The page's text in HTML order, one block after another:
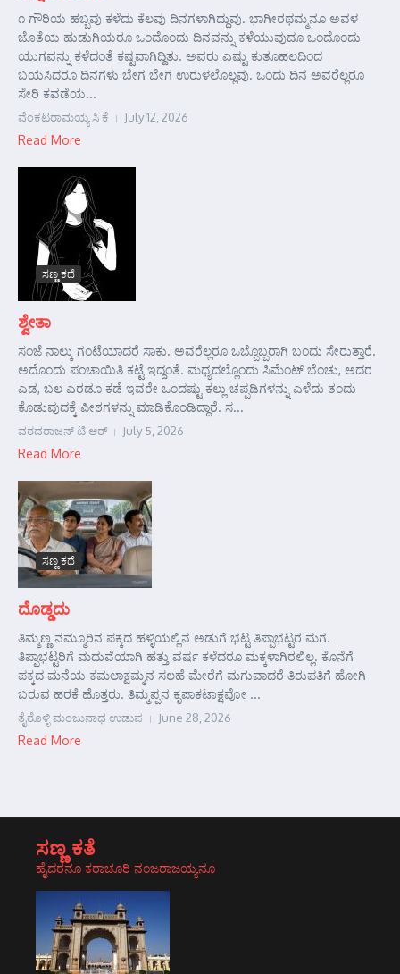
೧ ಗೌರಿಯ ಹಬ್ಬವು ಕಳೆದು ಕೆಲವು ದಿನಗಳಾಗಿದ್ದುವು. ಭಾಗೀರಥಮ್ಮನೂ ಅವಳ
ಜೊತೆಯ ಹುಡುಗಿಯರೂ ಒಂದೊಂದು ದಿನವನ್ನು ಕಳೆಯುವುದೂ ಒಂದೊಂದು
ಯುಗವನ್ನು ಕಳೆದಂತೆ ಕಷ್ಟವಾಗಿದ್ದಿತು. ಅವರು ಎಷ್ಟು ಕುತೂಹಲದಿಂದ
ಬಯಸಿದರೂ ದಿನಗಳು ಬೇಗ ಬೇಗ ಉರುಳಲೊಲ್ಲವು. ಒಂದು ದಿನ ಅವರೆಲ್ಲರೂ
ಸೇರಿ ಕವಡೆಯ...
ವೆಂಕಟರಾಮಯ್ಯ ಸಿ ಕೆ July 12, 2026
Read More
ಸಣ್ಣ ಕಥೆ
ಶ್ವೇತಾ
ಸಂಜೆ ನಾಲ್ಕು ಗಂಟೆಯಾದರೆ ಸಾಕು. ಅವರೆಲ್ಲರೂ ಒಬ್ಬೊಬ್ಬರಾಗಿ ಬಂದು ಸೇರುತ್ತಾರೆ.
ಅದೊಂದು ಪಂಚಾಯಿತಿ ಕಟ್ಟೆ ಇದ್ದಂತೆ. ಮಧ್ಯದಲ್ಲೊಂದು ಸಿಮೆಂಟ್ ಬೆಂಚು, ಅದರ
ಎಡ, ಬಲ ಎರಡೂ ಕಡೆ ಇವರೇ ಒಂದಷ್ಟು ಕಲ್ಲು ಚಪ್ಪಡಿಗಳನ್ನು ಎಳೆದು ತಂದು
ಕೊಡುವುದಕ್ಕೆ ಪೀಠಗಳನ್ನು ಮಾಡಿಕೊಂಡಿದ್ದಾರೆ. ಸ...
ವರದರಾಜನ್ ಟಿ ಆರ್ July 5, 2026
Read More
ಸಣ್ಣ ಕಥೆ
ದೊಡ್ಡದು
ತಿಮ್ಮಣ್ಣ ನಮ್ಮೂರಿನ ಪಕ್ಕದ ಹಳ್ಳಿಯಲ್ಲಿನ ಅಡುಗೆ ಭಟ್ಟ ತಿಪ್ಪಾಭಟ್ಟರ ಮಗ.
ತಿಪ್ಪಾಭಟ್ಟರಿಗೆ ಮದುವೆಯಾಗಿ ಹತ್ತು ವರ್ಷ ಕಳೆದರೂ ಮಕ್ಕಳಾಗಿರಲಿಲ್ಲ. ಕೊನೆಗೆ
ಪಕ್ಕದ ಮನೆಯ ಕಮಲಾಕ್ಷಮ್ಮನ ಸಲಹೆ ಮೇರೆಗೆ ಮಗುವಾದರೆ ತಿರುಪತಿಗೆ ಹೋಗಿ
ಬರುವ ಹರಕೆ ಹೊತ್ತರು. ತಿಮ್ಮಪ್ಪನ ಕೃಪಾಕಟಾಕ್ಷವೋ ...
ತೈರೊಳ್ಳಿ ಮಂಜುನಾಥ ಉಡುಪ June 28, 2026
Read More
ಸಣ್ಣ ಕತೆ
ಹೈದರನೂ ಕರಾಚೂರಿ ನಂಜರಾಜಯ್ಯನೂ